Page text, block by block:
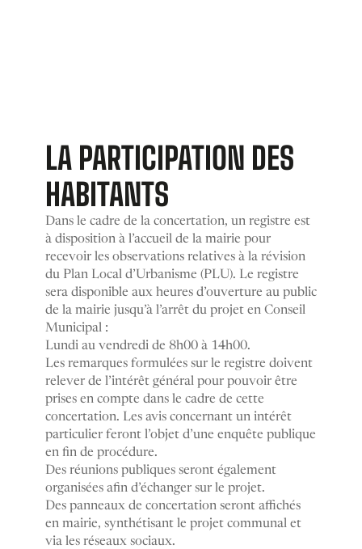
LA PARTICIPATION DES
HABITANTS
Dans le cadre de la concertation, un registre est
à disposition à l’accueil de la mairie pour
recevoir les observations relatives à la révision
du Plan Local d’Urbanisme (PLU). Le registre
sera disponible aux heures d’ouverture au public
de la mairie jusqu’à l’arrêt du projet en Conseil
Municipal :
Lundi au vendredi de 8h00 à 14h00.
Les remarques formulées sur le registre doivent
relever de l’intérêt général pour pouvoir être
prises en compte dans le cadre de cette
concertation. Les avis concernant un intérêt
particulier feront l’objet d’une enquête publique
en fin de procédure.
Des réunions publiques seront également
organisées afin d’échanger sur le projet.
Des panneaux de concertation seront affichés
en mairie, synthétisant le projet communal et
via les réseaux sociaux.